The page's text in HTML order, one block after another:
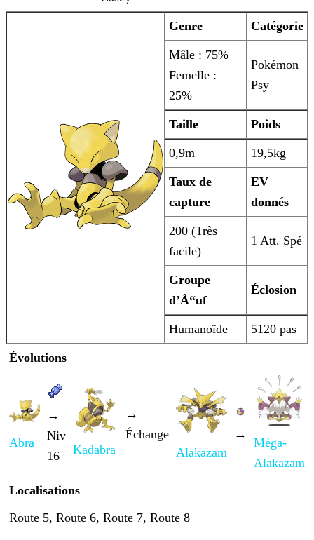
Genre Catégorie
Mâle : 75%
Femelle :
25%
Pokémon
Psy
Taille Poids
0,9m 19,5kg
Taux de
capture
EV
donnés
200 (Très
facile)
1 Att. Spé
Groupe
d’Å“uf
Éclosion
Humanoïde 5120 pas
Évolutions
Abra
→
Niv
16
Kadabra
→
Échange
Alakazam
→
Méga-
Alakazam
Localisations
Route 5, Route 6, Route 7, Route 8